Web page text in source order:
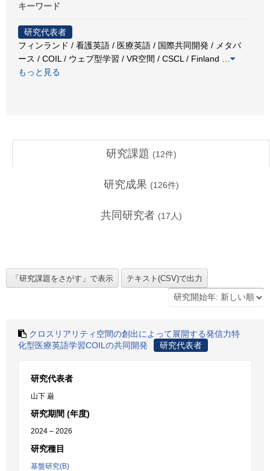
キーワード
研究代表者
フィンランド / 看護英語 / 医療英語 / 国際共同開発 / メタバ
ース / COIL / ウェブ型学習 / VR空間 / CSCL / Finland
もっと見る
研究課題 (12件)
研究成果 (126件)
共同研究者 (17 人)
クロスリアリティ空間の創出によって展開する発信力特
化型医療英語学習COILの共同開発
研究代表者
研究代表者
山下 巌
研究期間 (年度)
2024 – 2026
研究種目
基盤研究(B)